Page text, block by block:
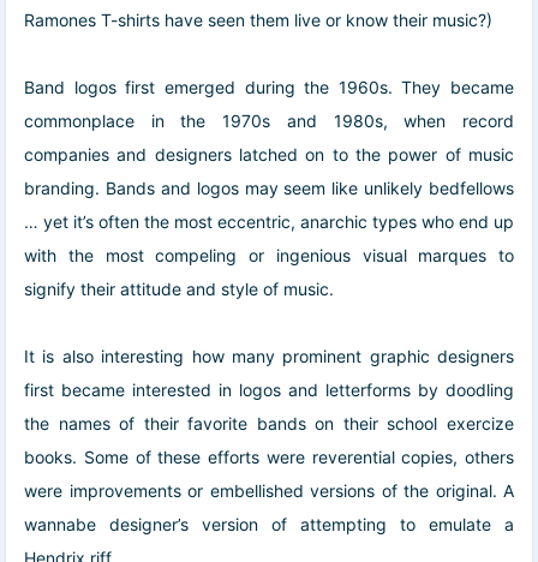
Ramones T-shirts have seen them live or know their music?)
Band logos first emerged during the 1960s. They became
commonplace in the 1970s and 1980s, when record
companies and designers latched on to the power of music
branding. Bands and logos may seem like unlikely bedfellows
… yet it’s often the most eccentric, anarchic types who end up
with the most compeling or ingenious visual marques to
signify their attitude and style of music.
It is also interesting how many prominent graphic designers
first became interested in logos and letterforms by doodling
the names of their favorite bands on their school exercize
books. Some of these efforts were reverential copies, others
were improvements or embellished versions of the original. A
wannabe designer’s version of attempting to emulate a